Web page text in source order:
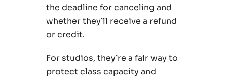
the deadline for canceling and
whether they’ll receive a refund
or credit.
For studios, they’re a fair way to
protect class capacity and